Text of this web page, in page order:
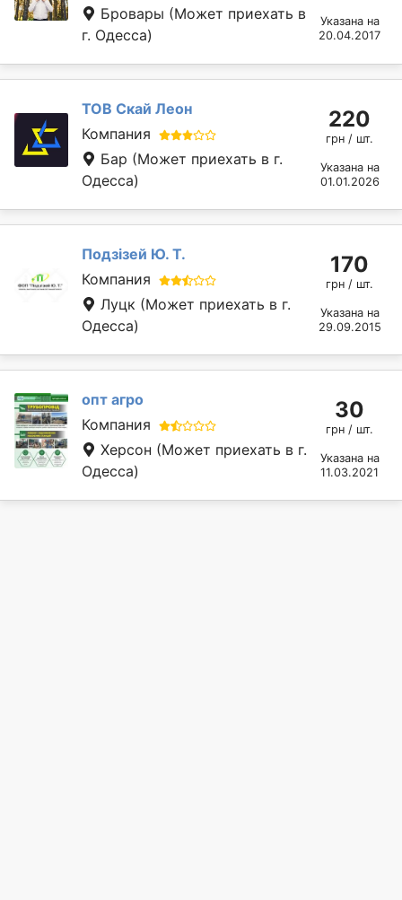
Бровары (Может приехать в
г. Одесса)
Указана на
20.04.2017
ТОВ Скай Леон
Компания
Бар (Может приехать в г.
Одесса)
220
грн / шт.
Указана на
01.01.2026
Подзізей Ю. Т.
Компания
Луцк (Может приехать в г.
Одесса)
170
грн / шт.
Указана на
29.09.2015
опт агро
Компания
Херсон (Может приехать в г.
Одесса)
30
грн / шт.
Указана на
11.03.2021